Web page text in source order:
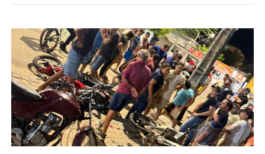
ESPORTES
ENTRETENIMENTO
ENQUETE
TV LPB